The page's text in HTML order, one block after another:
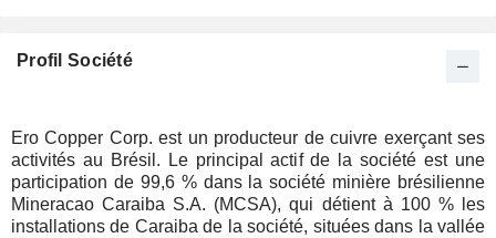
Profil Société
Ero Copper Corp. est un producteur de cuivre exerçant ses
activités au Brésil. Le principal actif de la société est une
participation de 99,6 % dans la société minière brésilienne
Mineracao Caraiba S.A. (MCSA), qui détient à 100 % les
installations de Caraiba de la société, situées dans la vallée